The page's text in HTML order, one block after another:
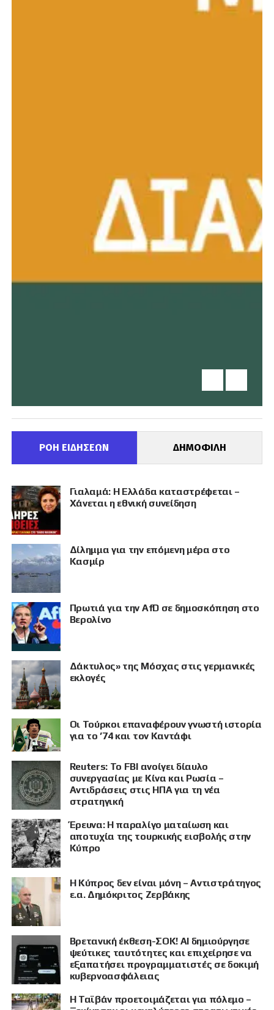
ΠΡΟΒΟΛΗ
ΡΟΗ ΕΙΔΗΣΕΩΝ ΔΗΜΟΦΙΛΗ
Γιαλαμά: Η Ελλάδα καταστρέφεται –
Χάνεται η εθνική συνείδηση
Δίλημμα για την επόμενη μέρα στο
Κασμίρ
Πρωτιά για την AfD σε δημοσκόπηση στο
Βερολίνο
Δάκτυλος» της Μόσχας στις γερμανικές
εκλογές
Οι Τούρκοι επαναφέρουν γνωστή ιστορία
για το ’74 και τον Καντάφι
Reuters: Το FBI ανοίγει δίαυλο
συνεργασίας με Κίνα και Ρωσία –
Αντιδράσεις στις ΗΠΑ για τη νέα
στρατηγική
Έρευνα: Η παραλίγο ματαίωση και
αποτυχία της τουρκικής εισβολής στην
Κύπρο
Η Κύπρος δεν είναι μόνη – Αντιστράτηγος
ε.α. Δημόκριτος Ζερβάκης
Βρετανική έκθεση-ΣΟΚ! AI δημιούργησε
ψεύτικες ταυτότητες και επιχείρησε να
εξαπατήσει προγραμματιστές σε δοκιμή
κυβερνοασφάλειας
Η Ταϊβάν προετοιμάζεται για πόλεμο –